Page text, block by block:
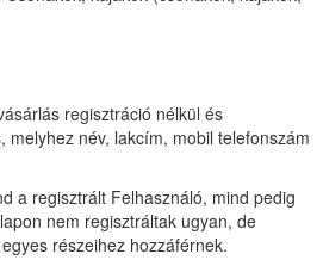
regisztráció nélkül és
melyhez név, lakcím, mobil telefonszám
a regisztrált Felhasználó, mind pedig
nem regisztráltak ugyan, de
részeihez hozzáférnek.